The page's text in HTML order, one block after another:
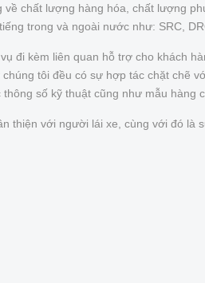
chất lượng hàng hóa, chất lượng
trong và ngoài nước như: SRC,
đi kèm liên quan hỗ trợ cho khách
tôi đều có sự hợp tác chặt chẽ
số kỹ thuật cũng như mẫu hàng
thiện với người lái xe, cùng với đó là